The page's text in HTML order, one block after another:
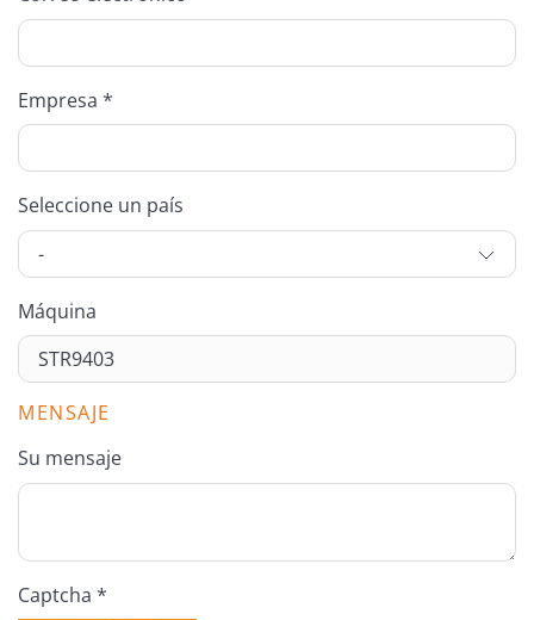
Empresa *
Seleccione un país
Máquina
MENSAJE
Su mensaje
Captcha *